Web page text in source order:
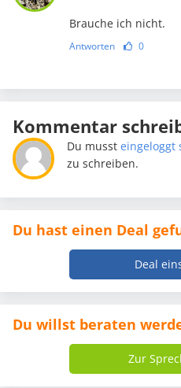
Brauche ich nicht.
Antworten 0
Kommentar
Du mussteingeloggt
zu schreiben.
Du hast einen Deal
Deal
Du willst beraten
Zur